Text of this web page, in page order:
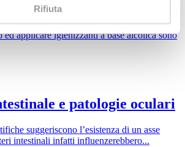
Rifiuta
ed applicare igienizzanti a base alcolica sono
e patologie oculari
suggeriscono l’esistenza di un asse
intestinali infatti influenzerebbero...